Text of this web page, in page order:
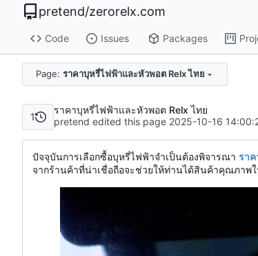
pretend/zerorelx.com
Code Issues Packages
Page: ราคาบุหรี่ไฟฟ้าและหัวพอต Relx ไทย
1
ราคาบุหรี่ไฟฟ้าและหัวพอต Relx ไทย
pretend edited this page 2025-10-16
ปัจจุบันการเลือกซื้อบุหรี่ไฟฟ้าจำเป็นต้องพิจารณา รา
จากร้านค้าที่น่าเชื่อถือจะช่วยให้ท่านได้สินค้าคุณภาพ